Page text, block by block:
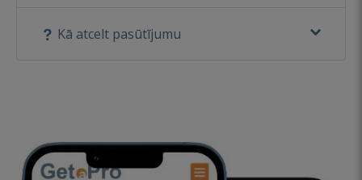
Kā atcelt pasūtījumu